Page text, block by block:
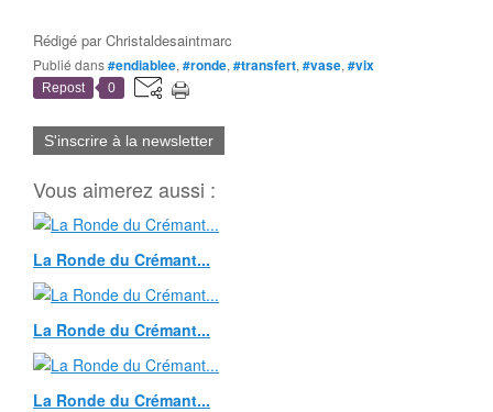
Rédigé parChristaldesaintmarc
Publié dans#endiablee, #ronde, #transfert, #vase, #vix
Repost 0
S'inscrire à la newsletter
Vous aimerez aussi :
La Ronde du Crémant...
La Ronde du Crémant...
La Ronde du Crémant...